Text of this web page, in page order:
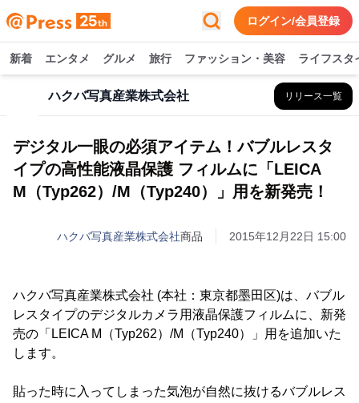
ログイン/会員登録
新着 エンタメ グルメ 旅行 ファッション・美容 ライフスタ
ハクバ写真産業株式会社 リリース一覧
デジタル一眼の必須アイテム！バブルレスタ
イプの高性能液晶保護 フィルムに「LEICA
M（Typ262）/M（Typ240）」用を新発売！
ハクバ写真産業株式会社商品 2015年12月22日 15:00
ハクバ写真産業株式会社 (本社：東京都墨田区)は、バブル
レスタイプのデジタルカメラ用液晶保護フィルムに、新発
売の「LEICA M（Typ262）/M（Typ240）」用を追加いた
します。
貼った時に入ってしまった気泡が自然に抜けるバブルレス